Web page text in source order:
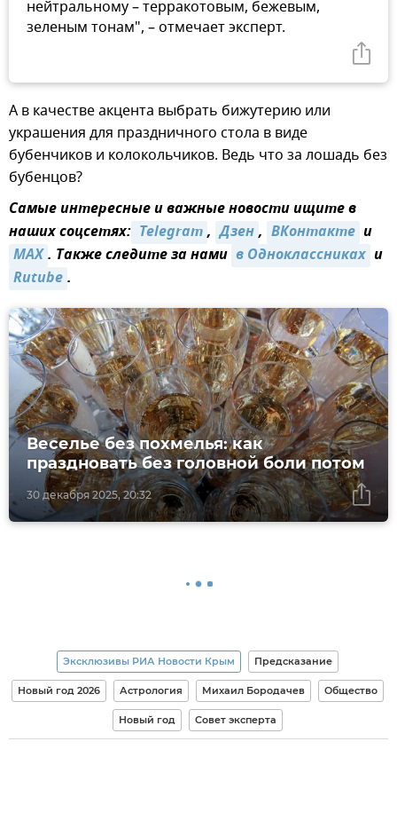
нейтральному – терракотовым, бежевым,
зеленым тонам", – отмечает эксперт.
А в качестве акцента выбрать бижутерию или
украшения для праздничного стола в виде
бубенчиков и колокольчиков. Ведь что за лошадь без
бубенцов?
Самые интересные и важные новости ищите в
наших соцсетях: Telegram, Дзен, ВКонтакте и
MAX. Также следите за нами в Одноклассниках и
Rutube.
30 декабря 2025, 20:32
Веселье без похмелья: как
праздновать без головной боли потом
Эксклюзивы РИА Новости Крым Предсказание
Новый год 2026 Астрология Михаил Бородачев Общество
Новый год Совет эксперта